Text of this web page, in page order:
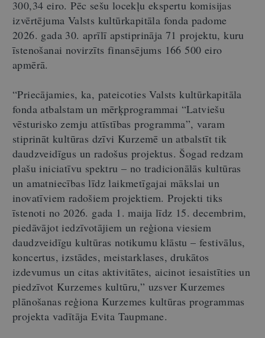
300,34 eiro. Pēc sešu locekļu ekspertu komisijas
izvērtējuma Valsts kultūrkapitāla fonda padome
2026. gada 30. aprīlī apstiprināja 71 projektu, kuru
īstenošanai novirzīts finansējums 166 500 eiro
apmērā.
“Priecājamies, ka, pateicoties Valsts kultūrkapitāla
fonda atbalstam un mērķprogrammai “Latviešu
vēsturisko zemju attīstības programma”, varam
stiprināt kultūras dzīvi Kurzemē un atbalstīt tik
daudzveidīgus un radošus projektus. Šogad redzam
plašu iniciatīvu spektru – no tradicionālās kultūras
un amatniecības līdz laikmetīgajai mākslai un
inovatīviem radošiem projektiem. Projekti tiks
īstenoti no 2026. gada 1. maija līdz 15. decembrim,
piedāvājot iedzīvotājiem un reģiona viesiem
daudzveidīgu kultūras notikumu klāstu – festivālus,
koncertus, izstādes, meistarklases, drukātos
izdevumus un citas aktivitātes, aicinot iesaistīties un
piedzīvot Kurzemes kultūru,” uzsver Kurzemes
plānošanas reģiona Kurzemes kultūras programmas
projekta vadītāja Evita Taupmane.